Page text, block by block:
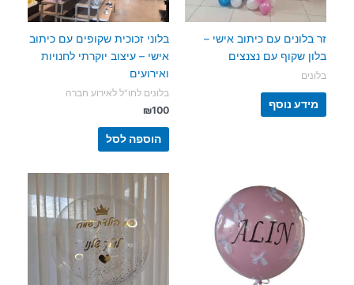
זר בלונים עם כיתוב אישי –
בלון שקוף עם נצנצים
בלונים
מידע נוסף
בלוני זכוכית שקופים עם כיתוב
אישי – עיצוב יוקרתי לחנויות
ואירועים
בלונים לחו"ל לאירוע חברה
₪100
הוספה לסל